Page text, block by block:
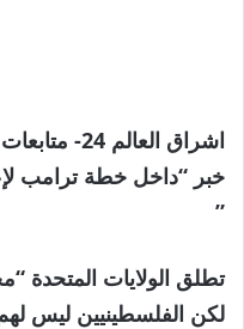
اشراق
خبر “داخل خطة ترامب
”
تطلق الولايات المتحدة
لكن الفلسطينيين ليس